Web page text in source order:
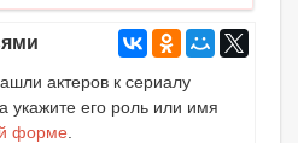
актеров к сериалу
укажите его роль или имя
форме